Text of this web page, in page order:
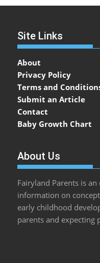
Site Links
About
Privacy Policy
Terms and
Submit an Article
Contact
Baby Growth Chart
About Us
Fairyland Parents is
information on
early childhood
parents and expecting